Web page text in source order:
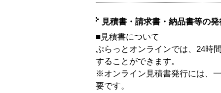
見積書・請求書・納品書等の
■見積書について
ぷらっとオンラインでは、24時
することができます。
※オンライン見積書発行には、
要です。